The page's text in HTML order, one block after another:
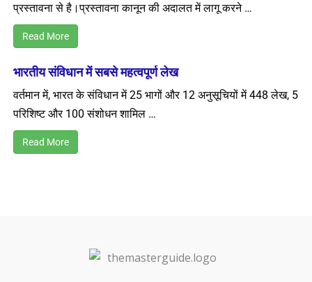
प्रस्तावना से है।प्रस्तावना कानून की अदालत में लागू करने …
Read More
भारतीय संविधान में सबसे महत्वपूर्ण लेख
वर्तमान में, भारत के संविधान में 25 भागों और 12 अनुसूचियों में 448 लेख, 5
परिशिष्ट और 100 संशोधन शामिल …
Read More